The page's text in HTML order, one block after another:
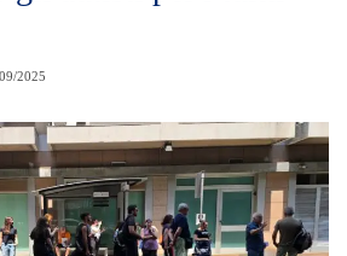
2025